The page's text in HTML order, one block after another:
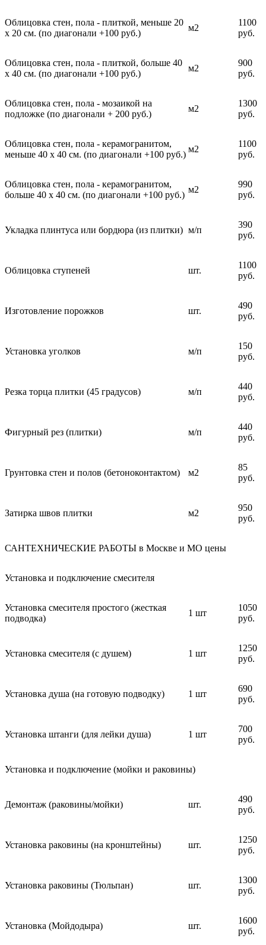
Облицовка стен, пола - плиткой, меньше 20
х 20 см. (по диагонали +100 руб.)
м2
1100
руб.
Облицовка стен, пола - плиткой, больше 40
х 40 см. (по диагонали +100 руб.)
м2
900
руб.
Облицовка стен, пола - мозаикой на
подложке (по диагонали + 200 руб.)
м2
1300
руб.
Облицовка стен, пола - керамогранитом,
меньше 40 х 40 см. (по диагонали +100 руб.)
м2
1100
руб.
Облицовка стен, пола - керамогранитом,
больше 40 х 40 см. (по диагонали +100 руб.)
м2
990
руб.
Укладка плинтуса или бордюра (из плитки) м/п
390
руб.
Облицовка ступеней шт.
1100
руб.
Изготовление порожков шт.
490
руб.
Установка уголков м/п
150
руб.
Резка торца плитки (45 градусов) м/п
440
руб.
Фигурный рез (плитки) м/п
440
руб.
Грунтовка стен и полов (бетоноконтактом) м2
85
руб.
Затирка швов плитки м2
950
руб.
САНТЕХНИЧЕСКИЕ РАБОТЫ в Москве и МО цены
Установка и подключение смесителя
Установка смесителя простого (жесткая
подводка)
1 шт
1050
руб.
Установка смесителя (с душем) 1 шт
1250
руб.
Установка душа (на готовую подводку) 1 шт
690
руб.
Установка штанги (для лейки душа) 1 шт
700
руб.
Установка и подключение (мойки и раковины)
Демонтаж (раковины/мойки) шт.
490
руб.
Установка раковины (на кронштейны) шт.
1250
руб.
Установка раковины (Тюльпан) шт.
1300
руб.
Установка (Мойдодыра) шт.
1600
руб.